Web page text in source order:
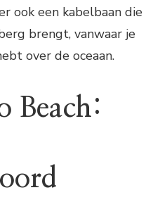
ook een kabelbaan die
brengt, vanwaar je
over de oceaan.
Beach: